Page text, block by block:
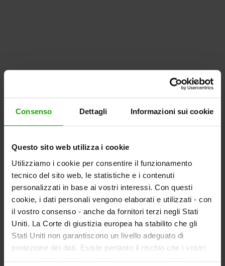
Consenso Dettagli Informazioni sui cookie
Questo sito web utilizza i cookie
Utilizziamo i cookie per consentire il funzionamento
tecnico del sito web, le statistiche e i contenuti
personalizzati in base ai vostri interessi. Con questi
cookie, i dati personali vengono elaborati e utilizzati - con
il vostro consenso - anche da fornitori terzi negli Stati
Uniti. La Corte di giustizia europea ha stabilito che gli
Stati Uniti non garantiscono un livello adeguato di
protezione dei dati. Esiste pertanto il rischio che i vostri
dati possano essere oggetto di accesso da parte delle